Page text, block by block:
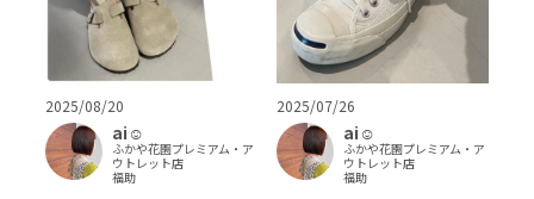
2025/08/20
ai‪‪☺︎‬
ふかや花園プレミアム・ア
ウトレット店
福助
2025/07/26
ai‪‪☺︎‬
ふかや花園プレミアム・ア
ウトレット店
福助